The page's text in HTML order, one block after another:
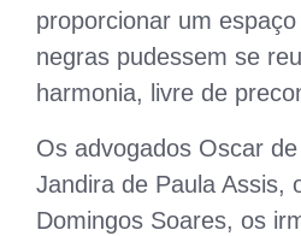
proporcionar um
negras pudessem se
harmonia, livre de
Os advogados Oscar
Jandira de Paula Assis,
Domingos Soares, os